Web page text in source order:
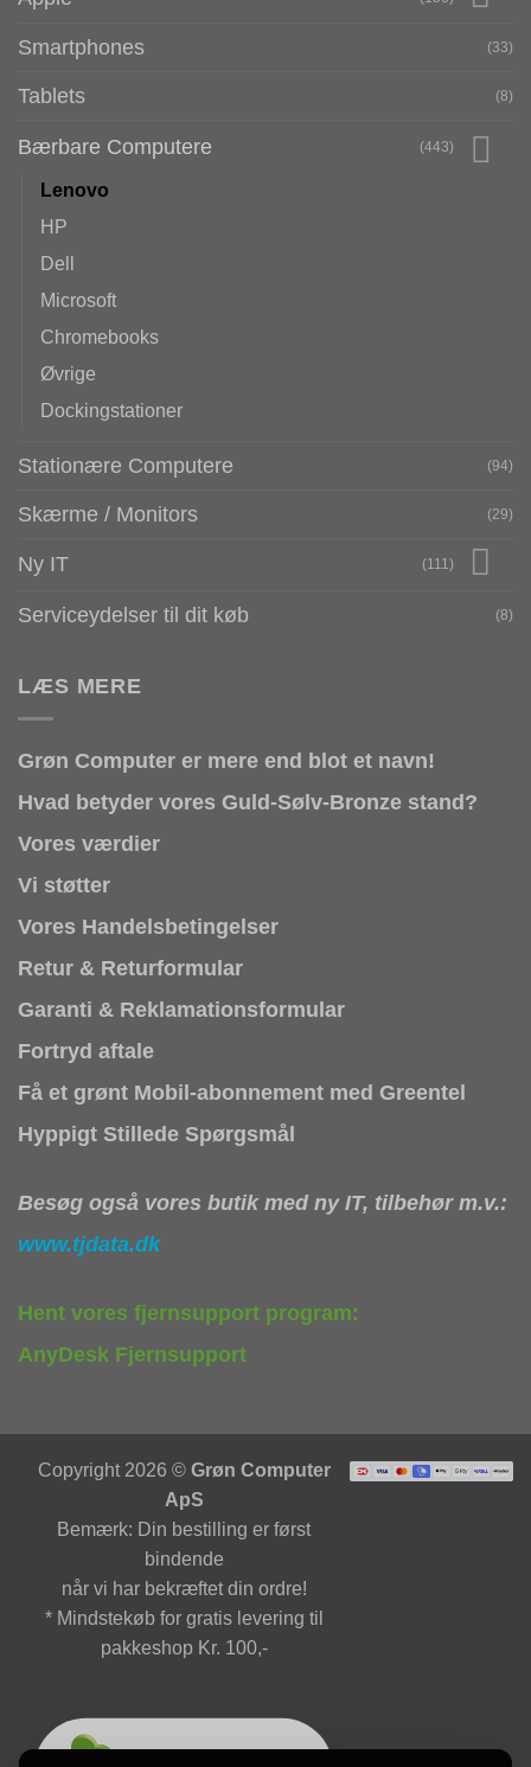
Smartphones (33)
Tablets (8)
Bærbare Computere (443)
Lenovo
HP
Dell
Microsoft
Chromebooks
Øvrige
Dockingstationer
Stationære Computere (94)
Skærme / Monitors (29)
Ny IT (111)
Serviceydelser til dit køb (8)
LÆS MERE
Grøn Computer er mere end blot et navn!
Hvad betyder vores Guld-Sølv-Bronze stand?
Vores værdier
Vi støtter
Vores Handelsbetingelser
Retur & Returformular
Garanti & Reklamationsformular
Fortryd aftale
Få et grønt Mobil-abonnement med Greentel
Hyppigt Stillede Spørgsmål
Besøg også vores butik med ny IT, tilbehør m.v.:
www.tjdata.dk
Hent vores fjernsupport program:
AnyDesk Fjernsupport
Copyright 2026 © Grøn Computer
ApS
Bemærk: Din bestilling er først
bindende
når vi har bekræftet din ordre!
* Mindstekøb for gratis levering til
pakkeshop Kr. 100,-